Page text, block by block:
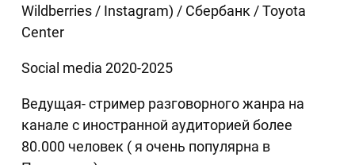
Wildberries / Instagram) / Сбербанк / Toyota
Center
Social media 2020-2025
Ведущая- стример разговорного жанра на
канале с иностранной аудиторией более
80.000 человек ( я очень популярна в